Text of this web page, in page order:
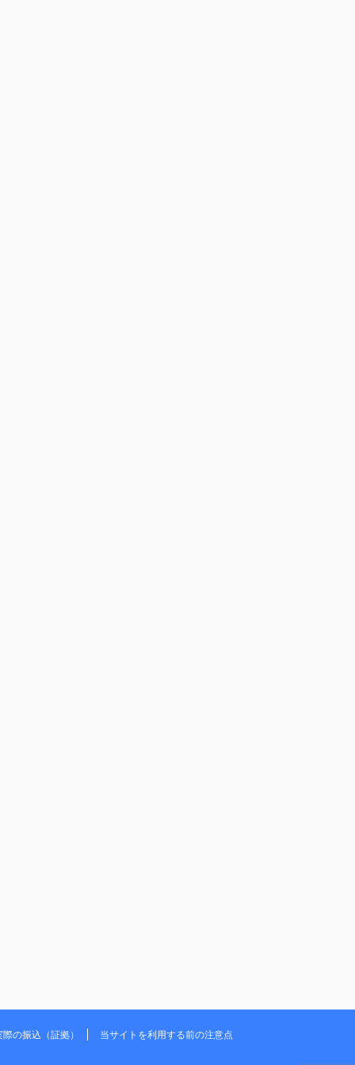
際の振込（証拠） 当サイトを利用する前の注意点